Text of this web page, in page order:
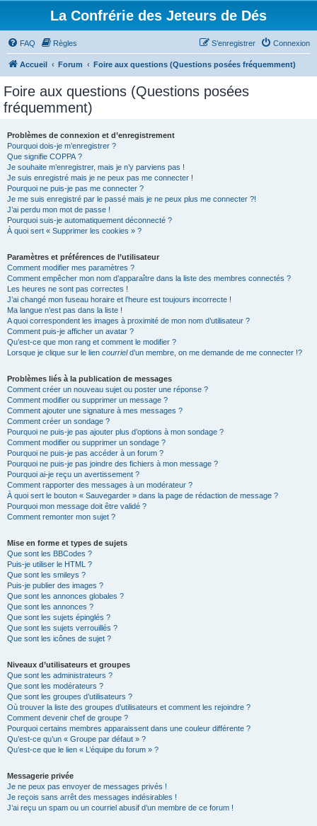
La Confrérie des Jeteurs de Dés
FAQ Règles Connexion
S’enregistrer
Accueil Forum Foire aux questions (Questions posées fréquemment)
Foire aux questions (Questions posées
fréquemment)
Problèmes de connexion et d’enregistrement
Pourquoi dois-je m’enregistrer ?
Que signifie COPPA ?
Je souhaite m’enregistrer, mais je n’y parviens pas !
Je suis enregistré mais je ne peux pas me connecter !
Pourquoi ne puis-je pas me connecter ?
Je me suis enregistré par le passé mais je ne peux plus me connecter ?!
J’ai perdu mon mot de passe !
Pourquoi suis-je automatiquement déconnecté ?
À quoi sert « Supprimer les cookies » ?
Paramètres et préférences de l’utilisateur
Comment modifier mes paramètres ?
Comment empêcher mon nom d’apparaître dans la liste des membres connectés ?
Les heures ne sont pas correctes !
J’ai changé mon fuseau horaire et l’heure est toujours incorrecte !
Ma langue n’est pas dans la liste !
A quoi correspondent les images à proximité de mon nom d’utilisateur ?
Comment puis-je afficher un avatar ?
Qu’est-ce que mon rang et comment le modifier ?
Lorsque je clique sur le lien courrield’un membre, on me demande de me connecter !?
Problèmes liés à la publication de messages
Comment créer un nouveau sujet ou poster une réponse ?
Comment modifier ou supprimer un message ?
Comment ajouter une signature à mes messages ?
Comment créer un sondage ?
Pourquoi ne puis-je pas ajouter plus d’options à mon sondage ?
Comment modifier ou supprimer un sondage ?
Pourquoi ne puis-je pas accéder à un forum ?
Pourquoi ne puis-je pas joindre des fichiers à mon message ?
Pourquoi ai-je reçu un avertissement ?
Comment rapporter des messages à un modérateur ?
À quoi sert le bouton « Sauvegarder » dans la page de rédaction de message ?
Pourquoi mon message doit être validé ?
Comment remonter mon sujet ?
Mise en forme et types de sujets
Que sont les BBCodes ?
Puis-je utiliser le HTML ?
Que sont les smileys ?
Puis-je publier des images ?
Que sont les annonces globales ?
Que sont les annonces ?
Que sont les sujets épinglés ?
Que sont les sujets verrouillés ?
Que sont les icônes de sujet ?
Niveaux d’utilisateurs et groupes
Que sont les administrateurs ?
Que sont les modérateurs ?
Que sont les groupes d’utilisateurs ?
Où trouver la liste des groupes d’utilisateurs et comment les rejoindre ?
Comment devenir chef de groupe ?
Pourquoi certains membres apparaissent dans une couleur différente ?
Qu’est-ce qu’un « Groupe par défaut » ?
Qu’est-ce que le lien « L’équipe du forum » ?
Messagerie privée
Je ne peux pas envoyer de messages privés !
Je reçois sans arrêt des messages indésirables !
J’ai reçu un spam ou un courriel abusif d’un membre de ce forum !